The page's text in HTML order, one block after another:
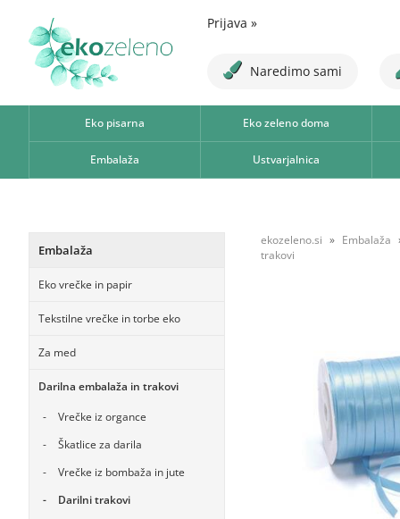
Prijava »
Naredimo sami
Eko pisarna Eko zeleno doma
Embalaža Ustvarjalnica
Embalaža
Eko vrečke in papir
Tekstilne vrečke in torbe eko
Za med
Darilna embalaža in trakovi
Vrečke iz organce
Škatlice za darila
Vrečke iz bombaža in jute
Darilni trakovi
ekozeleno.si
Embalaža
trakovi